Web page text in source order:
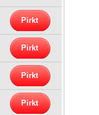
Pirkt
Pirkt
Pirkt
Pirkt